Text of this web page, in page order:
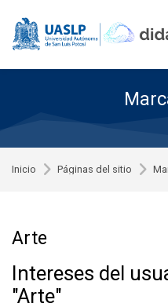
Inicio Páginas del sitio
Arte
Intereses del
"Arte"